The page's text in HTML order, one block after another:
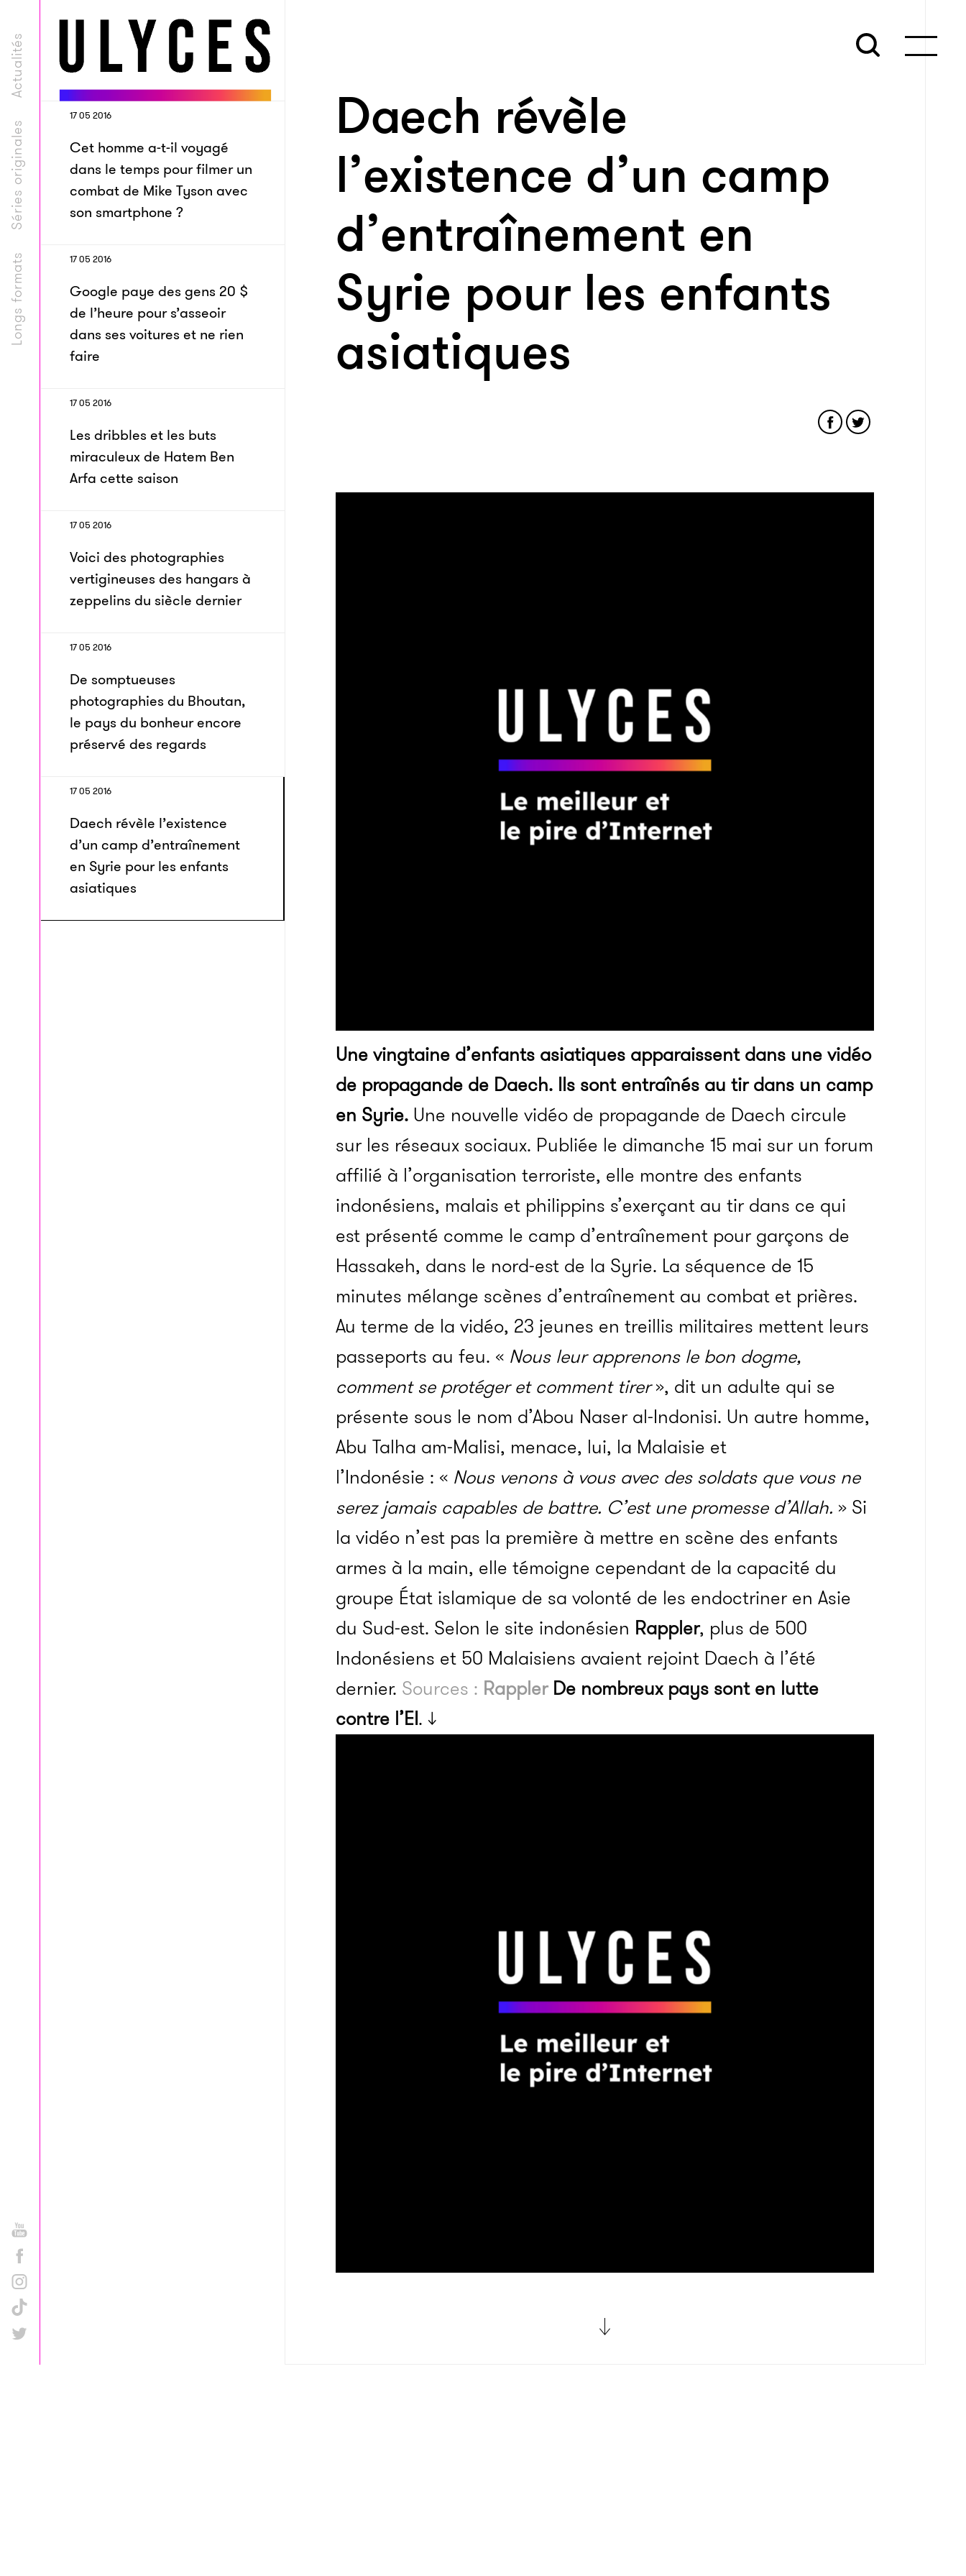
Longs formats
Séries originales
Actualités
17 05 2016
Cet homme a-t-il voyagé
dans le temps pour filmer un
combat de Mike Tyson avec
son smartphone ?
17 05 2016
Google paye des gens 20 $
de l’heure pour s’asseoir
dans ses voitures et ne rien
faire
17 05 2016
Les dribbles et les buts
miraculeux de Hatem Ben
Arfa cette saison
17 05 2016
Voici des photographies
vertigineuses des hangars à
zeppelins du siècle dernier
17 05 2016
De somptueuses
photographies du Bhoutan,
le pays du bonheur encore
préservé des regards
17 05 2016
Daech révèle l’existence
d’un camp d’entraînement
en Syrie pour les enfants
asiatiques
Daech révèle
l’existence d’un camp
d’entraînement en
Syrie pour les enfants
asiatiques
Une vingtaine d’enfants asiatiques apparaissent dans une vidéo
de propagande de Daech. Ils sont entraînés au tir dans un camp
en Syrie. Une nouvelle vidéo de propagande de Daech circule
sur les réseaux sociaux. Publiée le dimanche 15 mai sur un forum
affilié à l’organisation terroriste, elle montre des enfants
indonésiens, malais et philippins s’exerçant au tir dans ce qui
est présenté comme le camp d’entraînement pour garçons de
Hassakeh, dans le nord-est de la Syrie. La séquence de 15
minutes mélange scènes d’entraînement au combat et prières.
Au terme de la vidéo, 23 jeunes en treillis militaires mettent leurs
passeports au feu. « Nous leur apprenons le bon dogme,
comment se protéger et comment tirer», dit un adulte qui se
présente sous le nom d’Abou Naser al-Indonisi. Un autre homme,
Abu Talha am-Malisi, menace, lui, la Malaisie et
l’Indonésie : « Nous venons à vous avec des soldats que vous ne
serez jamais capables de battre. C’est une promesse d’Allah. » Si
la vidéo n’est pas la première à mettre en scène des enfants
armes à la main, elle témoigne cependant de la capacité du
groupe État islamique de sa volonté de les endoctriner en Asie
du Sud-est. Selon le site indonésien Rappler, plus de 500
Indonésiens et 50 Malaisiens avaient rejoint Daech à l’été
dernier. Sources : Rappler De nombreux pays sont en lutte
contre l’EI. ↓